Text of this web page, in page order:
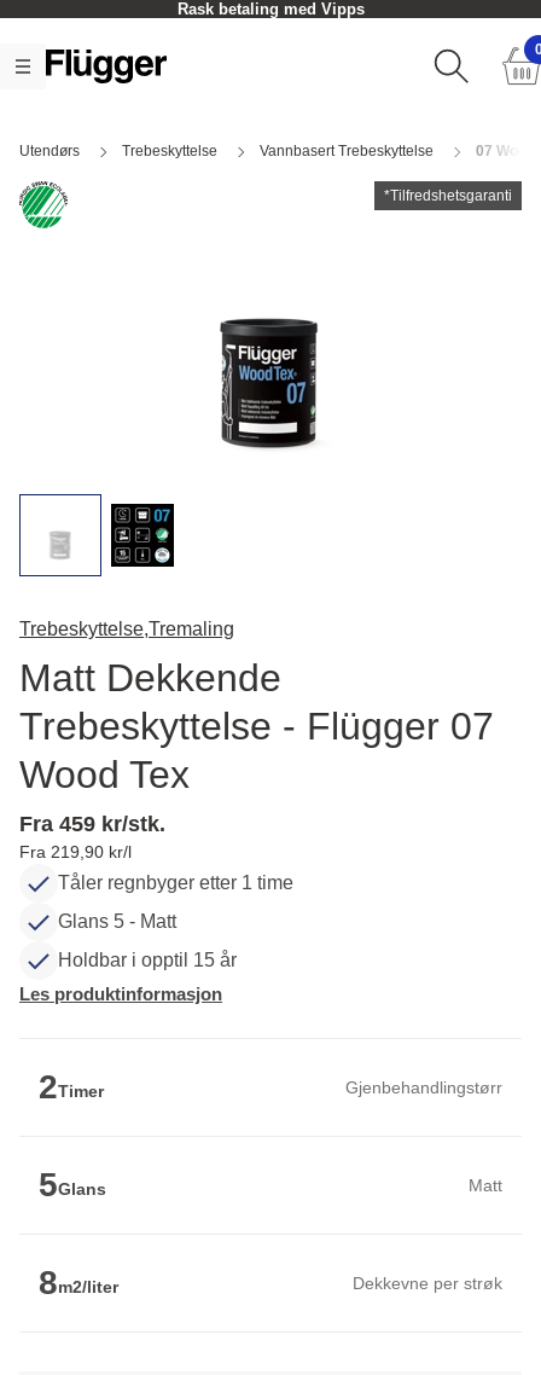
Rask betaling med Vipps
Utendørs Trebeskyttelse Vannbasert Trebeskyttelse 07 Wood
*Tilfredshetsgaranti
Trebeskyttelse,Tremaling
Matt Dekkende
Trebeskyttelse - Flügger 07
Wood Tex
Fra 459 kr/stk.
Fra 219,90 kr/l
Tåler regnbyger etter 1 time
Glans 5 - Matt
Holdbar i opptil 15 år
Les produktinformasjon
2Timer Gjenbehandlingstørr
5Glans Matt
8m2/liter Dekkevne per strøk